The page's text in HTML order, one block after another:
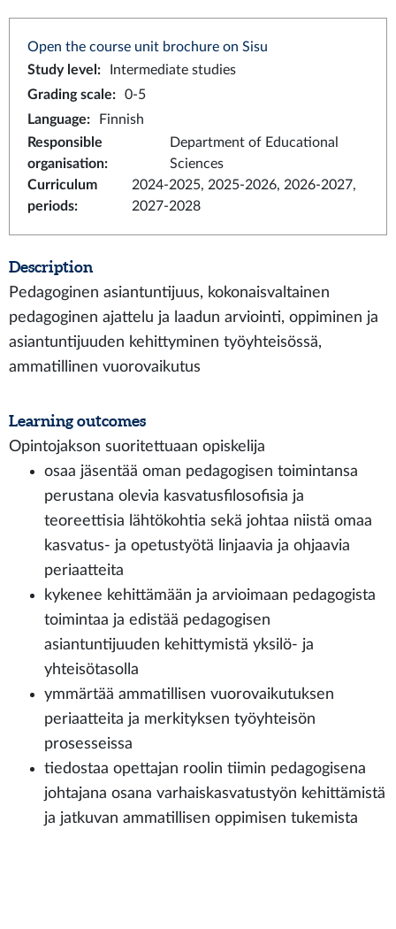
Open the course unit brochure on Sisu
Study level :
Intermediate studies
Grading scale:
0-5
Language:
Finnish
Responsible
organisation:
Department of Educational
Sciences
Curriculum
periods:
2024-2025, 2025-2026, 2026-2027,
2027-2028
Description
Pedagoginen asiantuntijuus, kokonaisvaltainen
pedagoginen ajattelu ja laadun arviointi, oppiminen ja
asiantuntijuuden kehittyminen työyhteisössä,
ammatillinen vuorovaikutus
Learning outcomes
Opintojakson suoritettuaan opiskelija
osaa jäsentää oman pedagogisen toimintansa
perustana olevia kasvatusfilosofisia ja
teoreettisia lähtökohtia sekä johtaa niistä omaa
kasvatus- ja opetustyötä linjaavia ja ohjaavia
periaatteita
kykenee kehittämään ja arvioimaan pedagogista
toimintaa ja edistää pedagogisen
asiantuntijuuden kehittymistä yksilö- ja
yhteisötasolla
ymmärtää ammatillisen vuorovaikutuksen
periaatteita ja merkityksen työyhteisön
prosesseissa
tiedostaa opettajan roolin tiimin pedagogisena
johtajana osana varhaiskasvatustyön kehittämistä
ja jatkuvan ammatillisen oppimisen tukemista